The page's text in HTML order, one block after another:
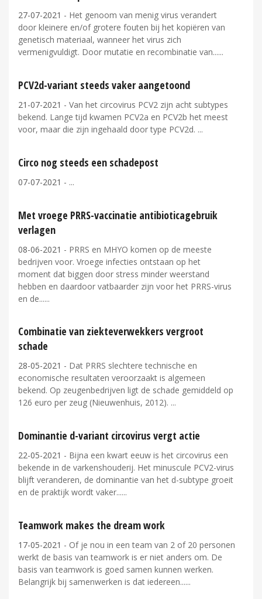
27-07-2021 - Het genoom van menig virus verandert
door kleinere en/of grotere fouten bij het kopiëren van
genetisch materiaal, wanneer het virus zich
vermenigvuldigt. Door mutatie en recombinatie van...
PCV2d-variant steeds vaker aangetoond
21-07-2021 - Van het circovirus PCV2 zijn acht subtypes
bekend. Lange tijd kwamen PCV2a en PCV2b het meest
voor, maar die zijn ingehaald door type PCV2d.
Circo nog steeds een schadepost
07-07-2021 -
Met vroege PRRS-vaccinatie antibioticagebruik
verlagen
08-06-2021 - PRRS en MHYO komen op de meeste
bedrijven voor. Vroege infecties ontstaan op het
moment dat biggen door stress minder weerstand
hebben en daardoor vatbaarder zijn voor het PRRS-virus
en de...
Combinatie van ziekteverwekkers vergroot
schade
28-05-2021 - Dat PRRS slechtere technische en
economische resultaten veroorzaakt is algemeen
bekend. Op zeugenbedrijven ligt de schade gemiddeld op
126 euro per zeug (Nieuwenhuis, 2012).
Dominantie d-variant circovirus vergt actie
22-05-2021 - Bijna een kwart eeuw is het circovirus een
bekende in de varkenshouderij. Het minuscule PCV2-virus
blijft veranderen, de dominantie van het d-subtype groeit
en de praktijk wordt vaker...
Teamwork makes the dream work
17-05-2021 - Of je nou in een team van 2 of 20 personen
werkt de basis van teamwork is er niet anders om. De
basis van teamwork is goed samen kunnen werken.
Belangrijk bij samenwerken is dat iedereen...